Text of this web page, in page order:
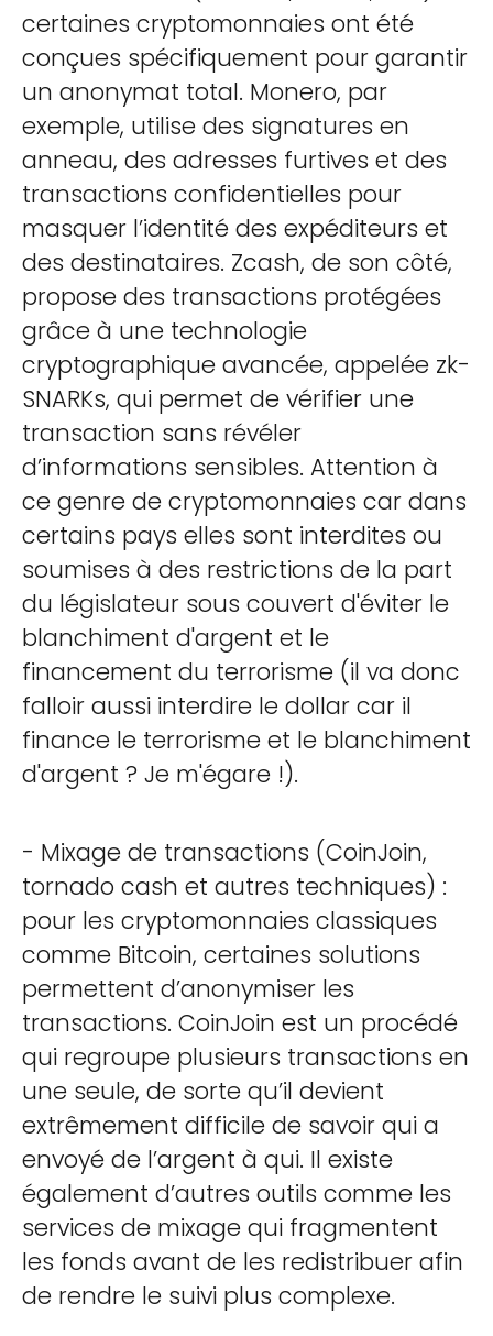
certaines cryptomonnaies ont été
conçues spécifiquement pour garantir
un anonymat total. Monero, par
exemple, utilise des signatures en
anneau, des adresses furtives et des
transactions confidentielles pour
masquer l’identité des expéditeurs et
des destinataires. Zcash, de son côté,
propose des transactions protégées
grâce à une technologie
cryptographique avancée, appelée zk-
SNARKs, qui permet de vérifier une
transaction sans révéler
d’informations sensibles. Attention à
ce genre de cryptomonnaies car dans
certains pays elles sont interdites ou
soumises à des restrictions de la part
du législateur sous couvert d'éviter le
blanchiment d'argent et le
financement du terrorisme (il va donc
falloir aussi interdire le dollar car il
finance le terrorisme et le blanchiment
d'argent ? Je m'égare !).
- Mixage de transactions (CoinJoin,
tornado cash et autres techniques) :
pour les cryptomonnaies classiques
comme Bitcoin, certaines solutions
permettent d’anonymiser les
transactions. CoinJoin est un procédé
qui regroupe plusieurs transactions en
une seule, de sorte qu’il devient
extrêmement difficile de savoir qui a
envoyé de l’argent à qui. Il existe
également d’autres outils comme les
services de mixage qui fragmentent
les fonds avant de les redistribuer afin
de rendre le suivi plus complexe.